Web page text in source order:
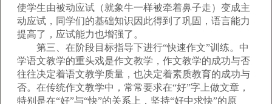
使学生由被动应试（就象牛一样被牵着鼻子走）变成主
动应试，同学们的基础知识因此得到了巩固，语言能力
提高了，应试能力也增强了。
第三、在阶段目标指导下进行“快速作文”训练。中
学语文教学的重头戏是作文教学，作文教学的成功与否
往往决定着语文教学质量，也决定着素质教育的成功与
否。在传统作文教学中，常常要求在“好”字上做文章，
特别是在“好”与“快”的关系上，坚持“好中求快”的原